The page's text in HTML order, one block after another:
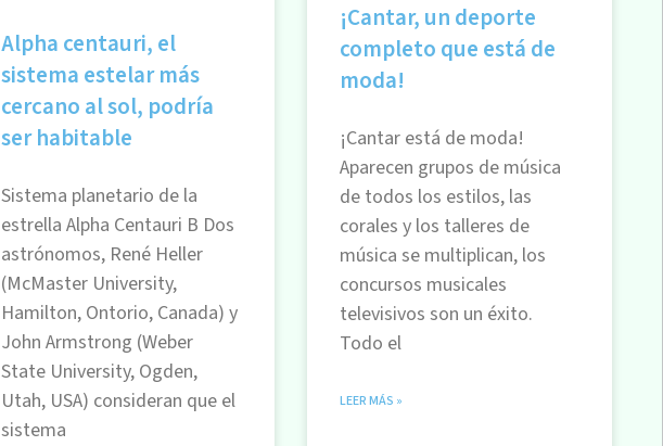
Alpha centauri, el
sistema estelar más
cercano al sol, podría
ser habitable
Sistema planetario de la
estrella Alpha Centauri B Dos
astrónomos, René Heller
(McMaster University,
Hamilton, Ontorio, Canada) y
John Armstrong (Weber
State University, Ogden,
Utah, USA) consideran que el
sistema
¡Cantar, un deporte
completo que está de
moda!
¡Cantar está de moda!
Aparecen grupos de música
de todos los estilos, las
corales y los talleres de
música se multiplican, los
concursos musicales
televisivos son un éxito.
Todo el
LEER MÁS »